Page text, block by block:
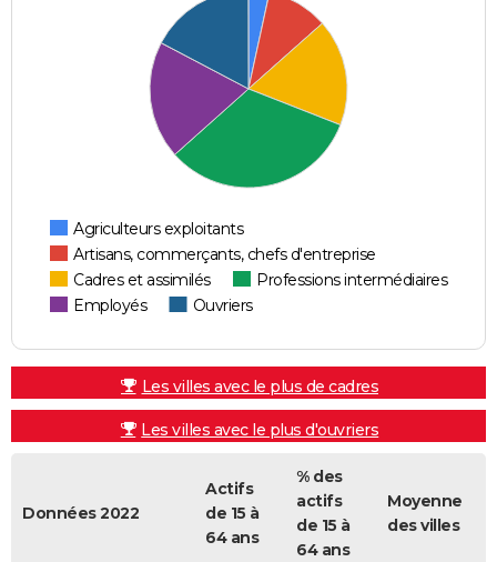
Agriculteurs exploitants
Artisans, commerçants, chefs d'entreprise
Cadres et assimilés
Professions intermédiaires
Employés
Ouvriers
Les villes avec le plus de cadres
Les villes avec le plus d'ouvriers
Données 2022
Actifs
de 15 à
64 ans
% des
actifs
de 15 à
64 ans
Moyenne
des villes